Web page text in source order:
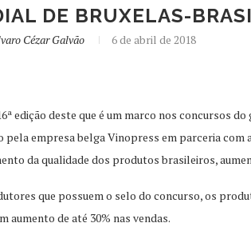
DE BRUXELAS-
Cézar Galvão 6 de abril de 2018
edição deste que é um marco nos concursos
empresa belga Vinopress em parceria com
da qualidade dos produtos brasileiros,
que possuem o selo do concurso, os
aumento de até 30% nas vendas.